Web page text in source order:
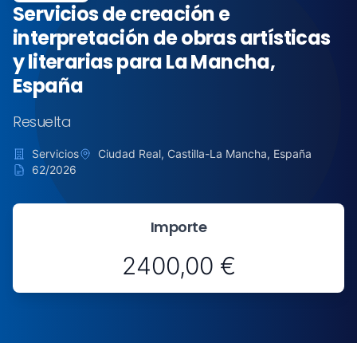
Servicios de creación e
interpretación de obras artísticas
y literarias para La Mancha,
España
Resuelta
Servicios
Ciudad Real, Castilla-La Mancha, España
62/2026
Importe
2400,00 €